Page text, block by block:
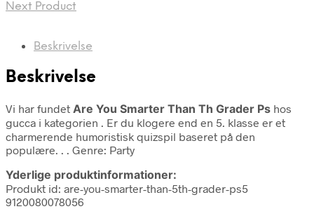
Next Product
Beskrivelse
Beskrivelse
Vi har fundet Are You Smarter Than Th Grader Ps hos
gucca i kategorien . Er du klogere end en 5. klasse er et
charmerende humoristisk quizspil baseret på den
populære. . . Genre: Party
Yderlige produktinformationer:
Produkt id: are-you-smarter-than-5th-grader-ps5
9120080078056